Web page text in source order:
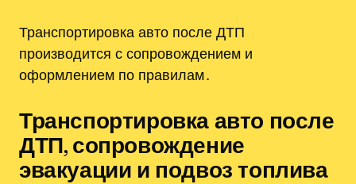
Транспортировка авто после ДТП
производится с сопровождением и
оформлением по правилам․
Транспортировка авто после
ДТП, сопровождение
эвакуации и подвоз топлива